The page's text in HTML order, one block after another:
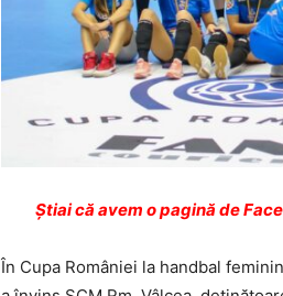
Ştiai că avem o pagină de
În Cupa României la handbal